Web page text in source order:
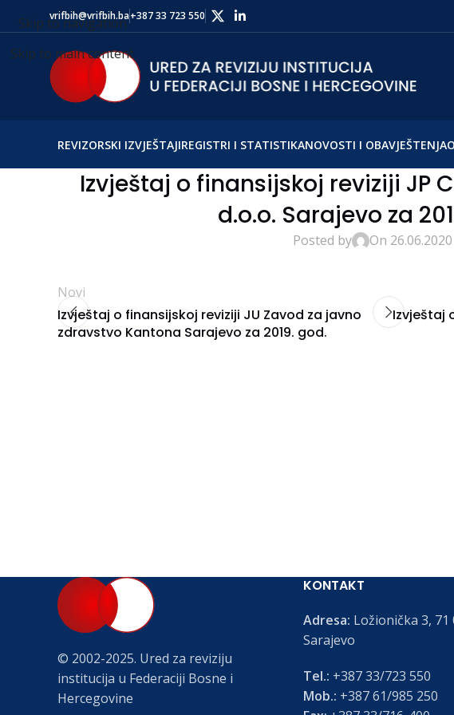
Skip to navigation
Skip to main content
vrifbih@vrifbih.ba+387 33 723 550
REVIZORSKI IZVJEŠTAJIREGISTRI I STATISTIKANOVOSTI I OBAVJEŠTENJA
Izvještaj o finansijskoj reviziji JP
d.o.o. Sarajevo za
Posted by On 26.06.2020
Novi
Izvještaj o finansijskoj reviziji JU Zavod za javno
zdravstvo Kantona Sarajevo za 2019. god.
Izvještaj
© 2002-2025. Ured za reviziju
institucija u Federaciji Bosne i
Hercegovine
KONTAKT
Adresa: Ložionička 3, 71
Sarajevo
Tel.: +387 33/723 550
Mob.: +387 61/985 250